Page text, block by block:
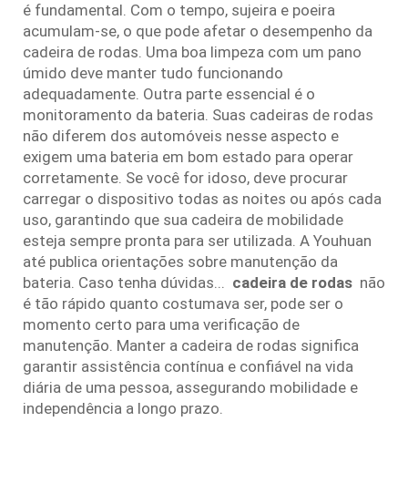
é fundamental. Com o tempo, sujeira e poeira
acumulam-se, o que pode afetar o desempenho da
cadeira de rodas. Uma boa limpeza com um pano
úmido deve manter tudo funcionando
adequadamente. Outra parte essencial é o
monitoramento da bateria. Suas cadeiras de rodas
não diferem dos automóveis nesse aspecto e
exigem uma bateria em bom estado para operar
corretamente. Se você for idoso, deve procurar
carregar o dispositivo todas as noites ou após cada
uso, garantindo que sua cadeira de mobilidade
esteja sempre pronta para ser utilizada. A Youhuan
até publica orientações sobre manutenção da
bateria. Caso tenha dúvidas... cadeira de rodas não
é tão rápido quanto costumava ser, pode ser o
momento certo para uma verificação de
manutenção. Manter a cadeira de rodas significa
garantir assistência contínua e confiável na vida
diária de uma pessoa, assegurando mobilidade e
independência a longo prazo.